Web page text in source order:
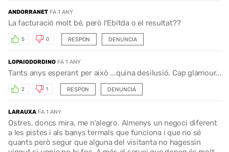
ANDORRANET FA 1 ANY
La facturació molt bé, però l'Ebitda o el resultat??
RESPON
5 0 DENUNCIA
LOPAIODORDINO FA 1 ANY
Tants anys esperant per això ...quina desilusió. Cap glamour...
RESPON
2 1 DENUNCIA
LARAUXA FA 1 ANY
Ostres, doncs mira, me n'alegro. Almenys un negoci diferent
a les pistes i als banys termals que funciona i que no sé
quants però segur que alguna del visitanta no hagessin